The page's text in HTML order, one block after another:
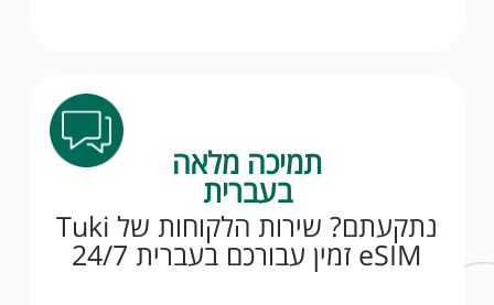
תמיכה מלאה
בעברית
נתקעתם? שירות הלקוחות של Tuki
eSIM זמין עבורכם בעברית 24/7